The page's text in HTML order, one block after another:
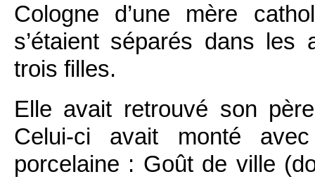
Cologne d’une mère
s’étaient séparés dans les
trois filles.
Elle avait retrouvé son
Celui-ci avait monté
porcelaine : Goût de ville